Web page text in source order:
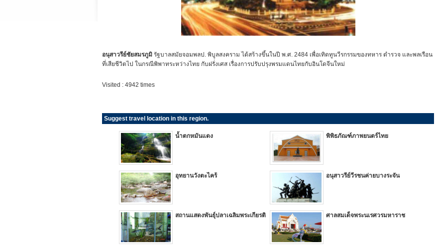
อนุสาวรีย์ชัยสมรภูมิ รัฐบาลสมัยจอมพลป. พิบูลสงคราม ได้สร้างขึ้นในปี พ.ศ. 2484 เพื่อเทิดทูนวีรกรรมของทหาร ตำรวจ และพลเรือน
ที่เสียชีวิตไป ในกรณีพิพาทระหว่างไทย กับฝรั่งเศส เรื่องการปรับปรุงพรมแดนไทยกับอินโดจีนใหม่
Visited : 4942 times
Suggest travel location in this region.
น้ำตกหมันแดง พิพิธภัณฑ์ภาพยนตร์ไทย
อุทยานวังตะไคร้ อนุสาวรีย์วีรชนค่ายบางระจัน
สถานแสดงพันธุ์ปลาเฉลิมพระเกียรติ ศาลสมเด็จพระนเรศวรมหาราช